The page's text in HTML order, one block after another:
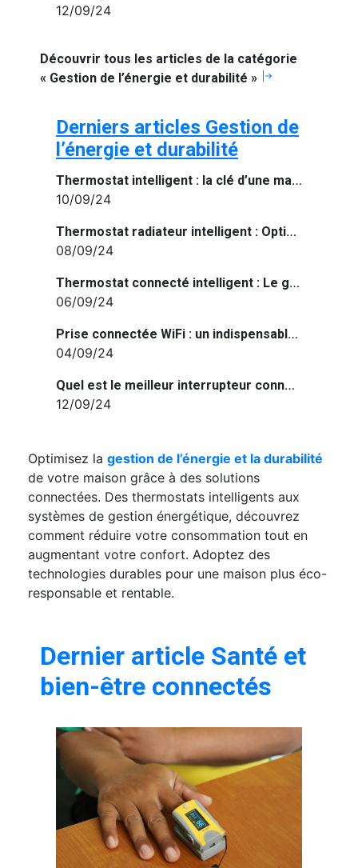
12/09/24
Découvrir tous les articles de la catégorie
« Gestion de l’énergie et durabilité »
Derniers articles Gestion de
l’énergie et durabilité
Thermostat intelligent : la clé d’une maison connectée et économe en énergie
10/09/24
Thermostat radiateur intelligent : Optimisez le confort et l’efficacité énergétique de votre maison
08/09/24
Thermostat connecté intelligent : Le guide pour optimiser votre confort et vos économies d’énergie
06/09/24
Prise connectée WiFi : un indispensable pour une maison connectée
04/09/24
Quel est le meilleur interrupteur connecté de 2024 ?
12/09/24
Optimisez la gestion de l’énergie et la durabilité
de votre maison grâce à des solutions
connectées. Des thermostats intelligents aux
systèmes de gestion énergétique, découvrez
comment réduire votre consommation tout en
augmentant votre confort. Adoptez des
technologies durables pour une maison plus éco-
responsable et rentable.
Dernier article Santé et
bien-être connectés